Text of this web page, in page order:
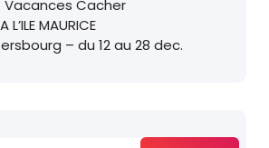
Vacances Cacher
MAURICE
– du 12 au 28 dec.